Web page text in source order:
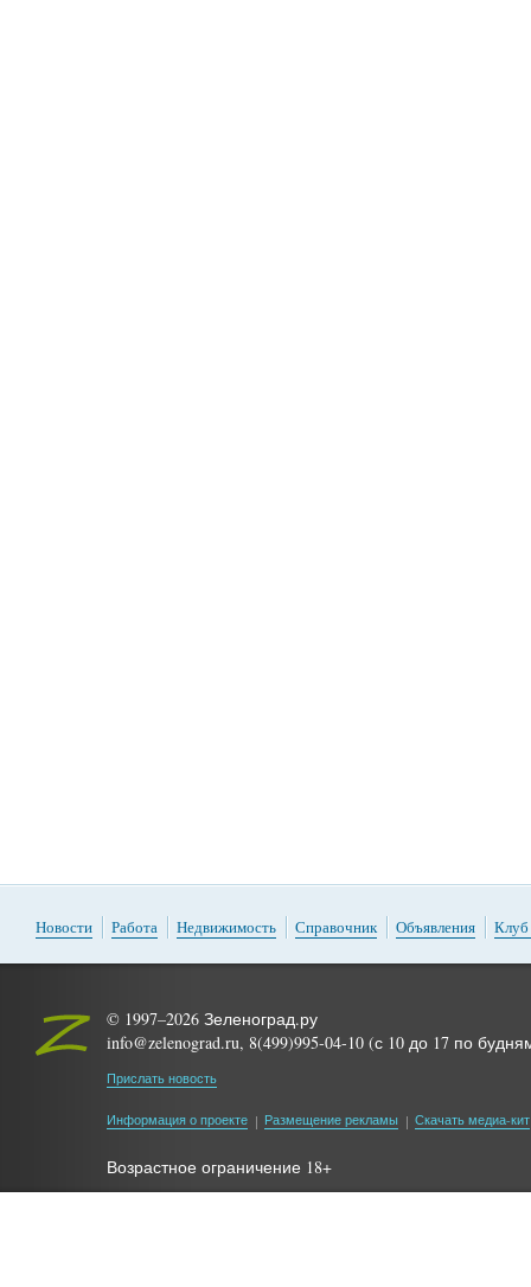
Новости Работа Недвижимость Справочник Объявления Клуб
© 1997–2026 Зеленоград.ру
info@zelenograd.ru, 8(499)995-04-10 (с 10 до 17 по
Прислать новость
Информация о проекте Размещение рекламы Скачать медиа-кит
Возрастное ограничение 18+